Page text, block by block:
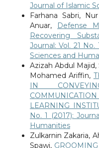
Journal of Islamic
Farhana Sabri,
Anuar,
Defense
Recovering
Journal: Vol. 21
Sciences and
Azizah Abdul
Mohamed Ariffin,
IN
LEARNING
No. 1 (2017):
Humanities
Zulkarnin Zakaria,
Spawi,